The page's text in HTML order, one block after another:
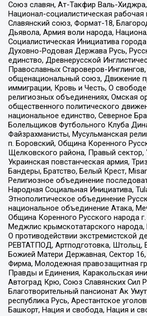
Союз славян, Ат-Такфир Валь-
Национал-социалистическая рабочая
Славянский союз, Формат-18,
Дьявола, Армия воли народа,
Социалистическая Инициатива
Духовно-Родовая Держава Русь,
единство, Древнерусской
Православных Староверов-Инглингов,
общенациональный союз, Движение
иммиграции, Кровь и Честь, О
религиозных объединениях, Омская
общественного политического
национальное единство, Северное
Болельщиков Футбольного Клуба
Файзрахманисты, Мусульманская
п. Боровский, Община Коренного
Щелковского района, Правый
Украинская повстанческая армия,
Бандеры, Братство, Белый Крест,
Религиозное объединение
Народная Социальная Инициатива,
Этнополитическое объединение
национальное объединение Атака,
Община Коренного Русского народа
Меджлис крымскотатарского
О противодействии экстремистской
РЕВТАТПОД, Артподготовка, Штольц,
Божией Матери Державная, Сектор
Фирма, Молодежная правозащитная
Правды и Единения, Каракольская
Автоград Крю, Союз Славянских Сил
Благотворительный пансионат Ак
республика Русь, Арестантское
Башкорт, Нация и свобода, Нация и